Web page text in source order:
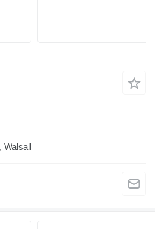
Walsall